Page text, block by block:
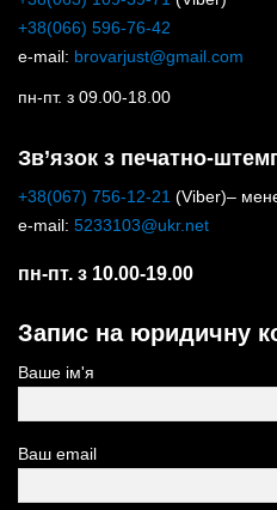
+38(066) 596-76-42
e-mail: brovarjust@gmail.com
пн-пт. з 09.00-18.00
Зв’язок з печатно-
+38(067) 756-12-21 (Viber)–
e-mail: 5233103@ukr.net
пн-пт. з 10.00-19.00
Запис на юридичну
Ваше ім'я
Ваш email